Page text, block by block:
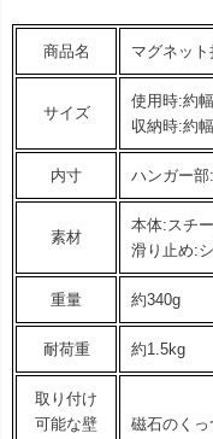
商品名 マグネッ
サイズ
使用時:約
収納時:約
内寸 ハンガー
素材
本体:スチ
滑り止め:
重量 約340g
耐荷重 約1.5kg
取り付け
可能な壁
磁石のく